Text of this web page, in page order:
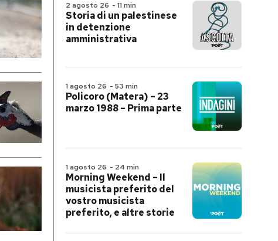
2 agosto 26 - 11 min
Storia di un palestinese
in detenzione
amministrativa
1 agosto 26 - 53 min
Policoro (Matera) – 23
marzo 1988 – Prima parte
1 agosto 26 - 24 min
Morning Weekend – Il
musicista preferito del
vostro musicista
preferito, e altre storie